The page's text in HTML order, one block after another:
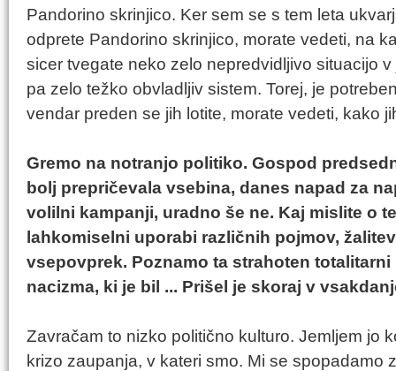
Pandorino skrinjico. Ker sem se s tem leta
odprete Pandorino skrinjico, morate vedeti, na
sicer tvegate neko zelo nepredvidljivo situacijo
pa zelo težko obvladljiv sistem. Torej, je
vendar preden se jih lotite, morate vedeti, kako
Gremo na notranjo politiko. Gospod
bolj prepričevala vsebina, danes napad za
volilni kampanji, uradno še ne. Kaj mislite o
lahkomiselni uporabi različnih pojmov,
vsepovprek. Poznamo ta strahoten
nacizma, ki je bil ... Prišel je skoraj v
Zavračam to nizko politično kulturo. Jemljem jo
krizo zaupanja, v kateri smo. Mi se spopadamo